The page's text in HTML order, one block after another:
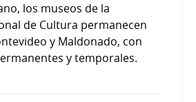
los museos de la
de Cultura permanecen
y Maldonado, con
y temporales.